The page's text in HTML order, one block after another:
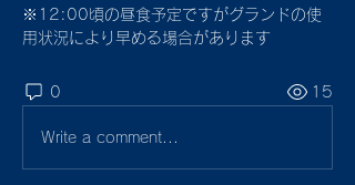
※12:00頃の昼食予定ですがグランドの使
用状況により早める場合があります
0 15
Write a comment...